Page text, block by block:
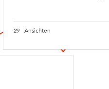
29 Ansichten